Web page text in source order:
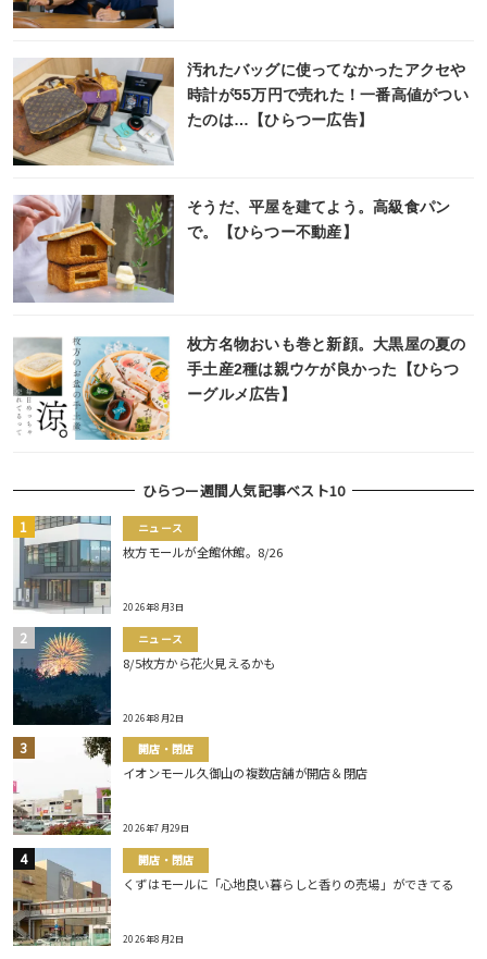
汚れたバッグに使ってなかったアクセや
時計が55万円で売れた！一番高値がつい
たのは…【ひらつー広告】
そうだ、平屋を建てよう。高級食パン
で。【ひらつー不動産】
枚方名物おいも巻と新顔。大黒屋の夏の
手土産2種は親ウケが良かった【ひらつ
ーグルメ広告】
ひらつー週間人気記事ベスト10
ニュース
枚方モールが全館休館。8/26
2026年8月3日
ニュース
8/5枚方から花火見えるかも
2026年8月2日
開店・閉店
イオンモール久御山の複数店舗が開店＆閉店
2026年7月29日
開店・閉店
くずはモールに「心地良い暮らしと香りの売場」ができてる
2026年8月2日